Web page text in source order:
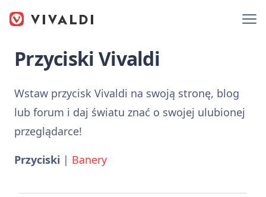
Przyciski Vivaldi
Wstaw przycisk Vivaldi na swoją stronę, blog
lub forum i daj światu znać o swojej ulubionej
przeglądarce!
Przyciski | Banery